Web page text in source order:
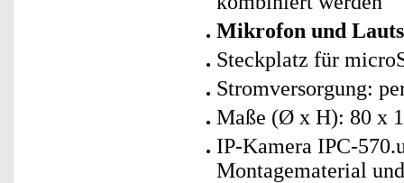
Mikrofon und
Steckplatz für
Stromversorgung:
Maße (Ø x H): 80 x
IP-Kamera IPC-
Montagematerial